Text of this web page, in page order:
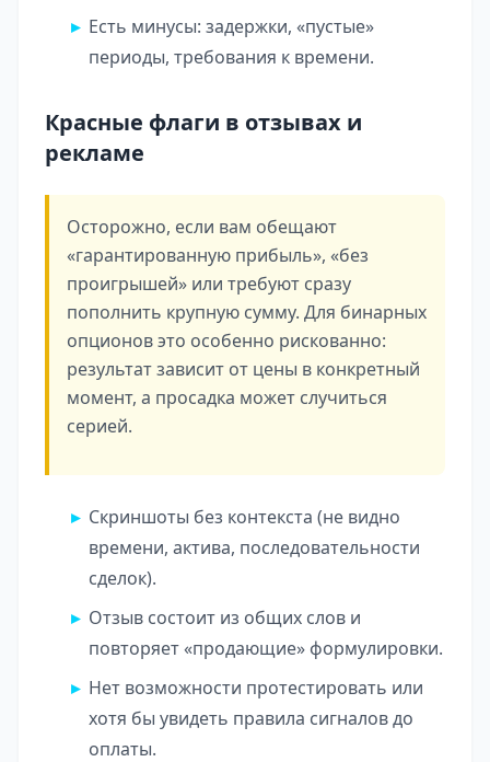
Есть минусы: задержки, «пустые»
периоды, требования к времени.
Красные флаги в отзывах и
рекламе
Осторожно, если вам обещают
«гарантированную прибыль», «без
проигрышей» или требуют сразу
пополнить крупную сумму. Для бинарных
опционов это особенно рискованно:
результат зависит от цены в конкретный
момент, а просадка может случиться
серией.
Скриншоты без контекста (не видно
времени, актива, последовательности
сделок).
Отзыв состоит из общих слов и
повторяет «продающие» формулировки.
Нет возможности протестировать или
хотя бы увидеть правила сигналов до
оплаты.